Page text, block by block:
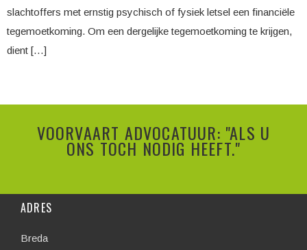
slachtoffers met ernstig psychisch of fysiek letsel een financiële
tegemoetkoming. Om een dergelijke tegemoetkoming te krijgen,
dient […]
VOORVAART ADVOCATUUR: "ALS U
ONS TOCH NODIG HEEFT."
ADRES
Breda